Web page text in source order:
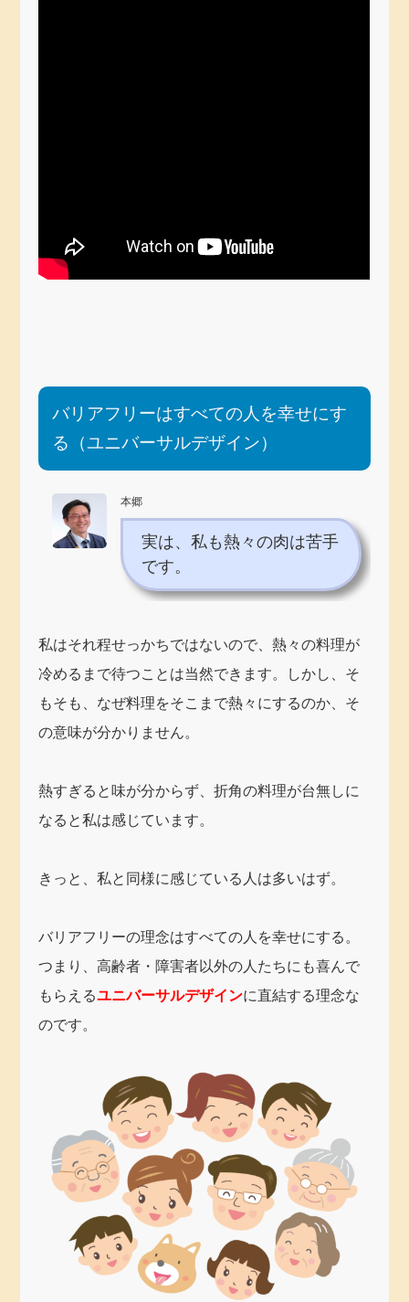
バリアフリーはすべての人を幸せにす
る（ユニバーサルデザイン）
本郷
実は、私も熱々の肉は苦手
です。
私はそれ程せっかちではないので、熱々の料理が
冷めるまで待つことは当然できます。しかし、そ
もそも、なぜ料理をそこまで熱々にするのか、そ
の意味が分かりません。
熱すぎると味が分からず、折角の料理が台無しに
なると私は感じています。
きっと、私と同様に感じている人は多いはず。
バリアフリーの理念はすべての人を幸せにする。
つまり、高齢者・障害者以外の人たちにも喜んで
もらえるユニバーサルデザインに直結する理念な
のです。